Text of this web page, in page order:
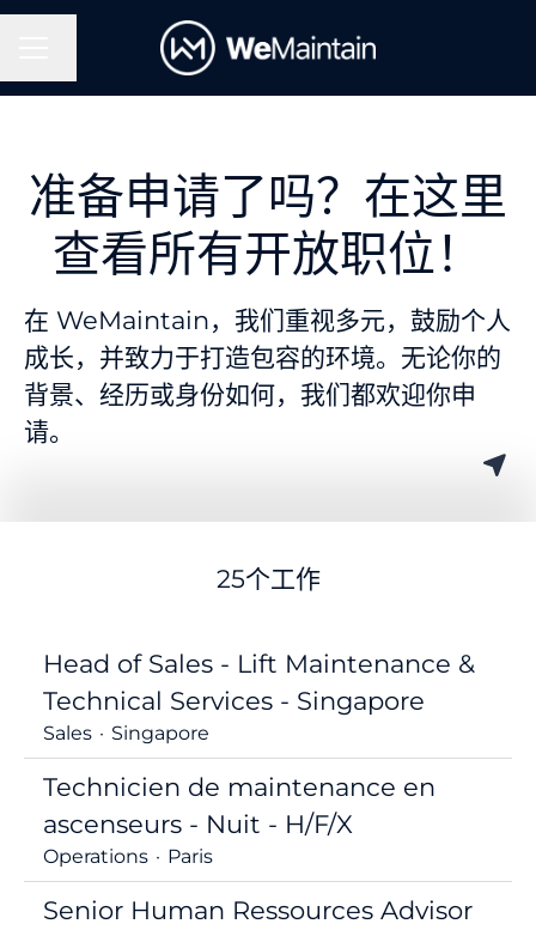
准备申请了吗？在这里
查看所有开放职位！
在 WeMaintain，我们重视多元，鼓励个人
成长，并致力于打造包容的环境。无论你的
背景、经历或身份如何，我们都欢迎你申
请。
25个工作
Head of Sales - Lift Maintenance &
Technical Services - Singapore
Sales · Singapore
Technicien de maintenance en
ascenseurs - Nuit - H/F/X
Operations · Paris
Senior Human Ressources Advisor